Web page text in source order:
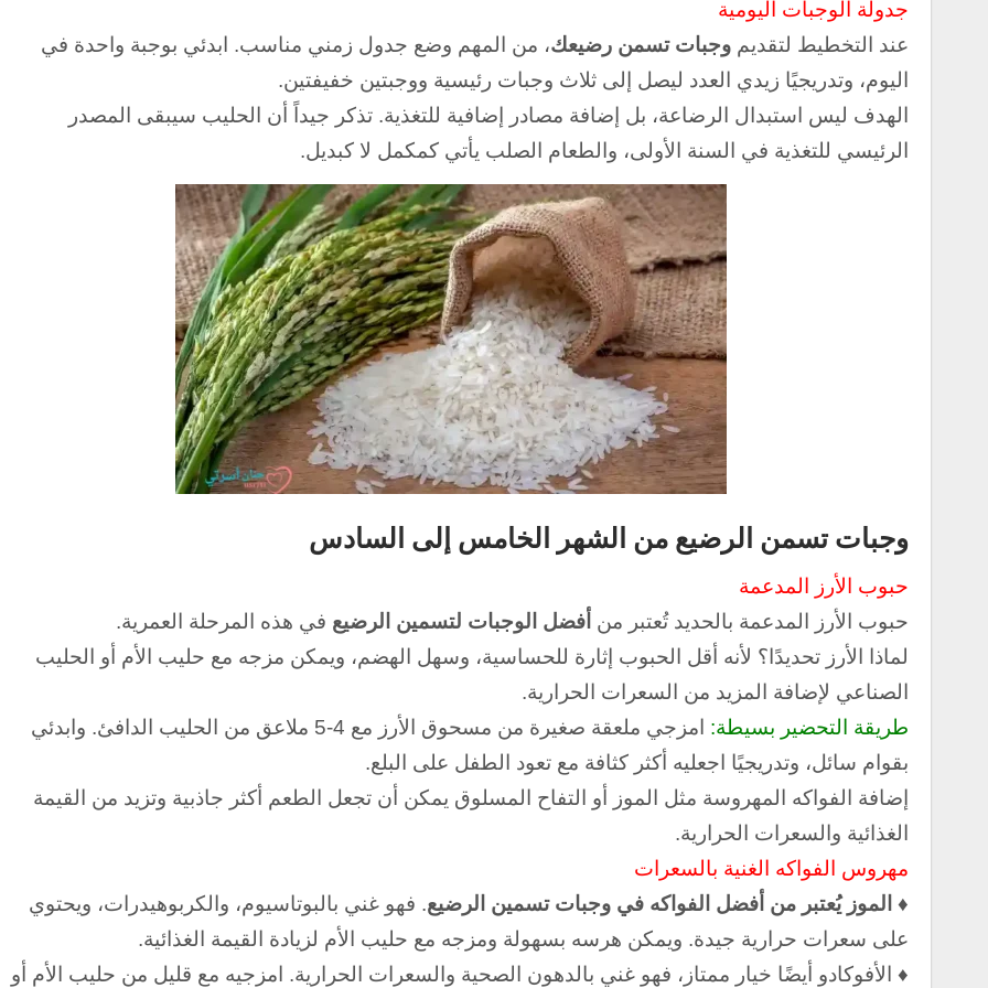
جدولة الوجبات اليومية
عند التخطيط لتقديم وجبات تسمن رضيعك، من المهم وضع جدول زمني مناسب. ابدئي بوجبة واحدة في
اليوم، وتدريجيًا زيدي العدد ليصل إلى ثلاث وجبات رئيسية ووجبتين خفيفتين.
الهدف ليس استبدال الرضاعة، بل إضافة مصادر إضافية للتغذية. تذكر جيداً أن
الحليب سيبقى المصدر
الرئيسي للتغذية في السنة الأولى، والطعام الصلب يأتي كمكمل لا كبديل.
وجبات تسمن الرضيع من الشهر الخامس إلى السادس
حبوب الأرز المدعمة
حبوب الأرز المدعمة بالحديد تُعتبر من أفضل الوجبات لتسمين الرضيع في هذه المرحلة العمرية.
لماذا الأرز تحديدًا؟ لأنه أقل الحبوب إثارة للحساسية، وسهل الهضم، ويمكن مزجه مع حليب الأم أو الحليب
الصناعي لإضافة المزيد من السعرات الحرارية.
طريقة التحضير بسيطة: امزجي ملعقة صغيرة من مسحوق الأرز مع 4-5 ملاعق من الحليب الدافئ. و
ابدئي
بقوام سائل، وتدريجيًا اجعليه أكثر كثافة مع تعود الطفل على البلع.
إضافة الفواكه المهروسة مثل الموز أو التفاح المسلوق يمكن أن تجعل الطعم أكثر جاذبية وتزيد من القيمة
الغذائية والسعرات الحرارية.
مهروس الفواكه الغنية بالسعرات
♦ الموز يُعتبر من أفضل الفواكه في وجبات تسمين الرضيع. فهو غني بالبوتاسيوم، والكربوهيدرات، ويحتوي
على سعرات حرارية جيدة. ويمكن هرسه بسهولة ومزجه مع حليب الأم لزيادة القيمة الغذائية.
♦ الأفوكادو أيضًا خيار ممتاز، فهو غني بالدهون الصحية والسعرات الحرارية. امزجيه مع قليل من حليب الأم أو